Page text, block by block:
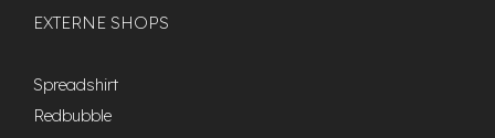
EXTERNE SHOPS
Spreadshirt
Redbubble